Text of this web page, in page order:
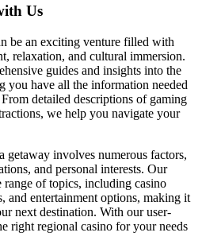
Us
be an exciting venture filled with
relaxation, and cultural immersion.
guides and insights into the
you have all the information needed
detailed descriptions of gaming
we help you navigate your
getaway involves numerous factors,
and personal interests. Our
range of topics, including casino
and entertainment options, making it
next destination. With our user-
right regional casino for your needs